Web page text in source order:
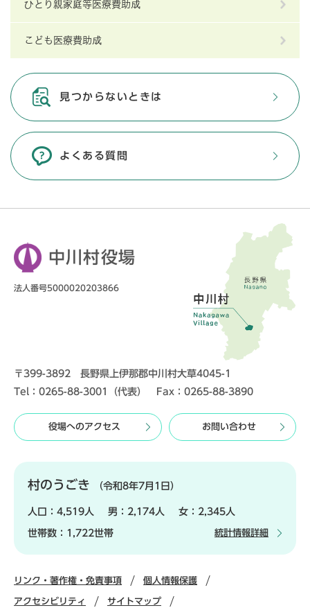
ひとり親家庭等医療費助成
こども医療費助成
見つからないときは
よくある質問
中川村役場
法人番号5000020203866
〒399-3892 長野県上伊那郡中川村大草4045-1
Tel：0265-88-3001（代表） Fax：0265-88-3890
役場へのアクセス お問い合わせ
村のうごき （令和8年7月1日）
人口： 4,519人 男： 2,174人 女： 2,345人
世帯数： 1,722世帯 統計情報詳細
リンク・著作権・免責事項 個人情報保護
アクセシビリティ サイトマップ